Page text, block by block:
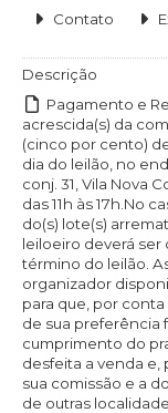
Contato
Descrição
Pagamento e
acrescida(s) da
(cinco por cento)
dia do leilão, no
conj. 31, Vila Nova
das 11h às 17h.No
do(s) lote(s)
leiloeiro deverá
término do leilão.
organizador
para que, por
de sua preferência
cumprimento do
desfeita a venda e,
sua comissão e a
de outras